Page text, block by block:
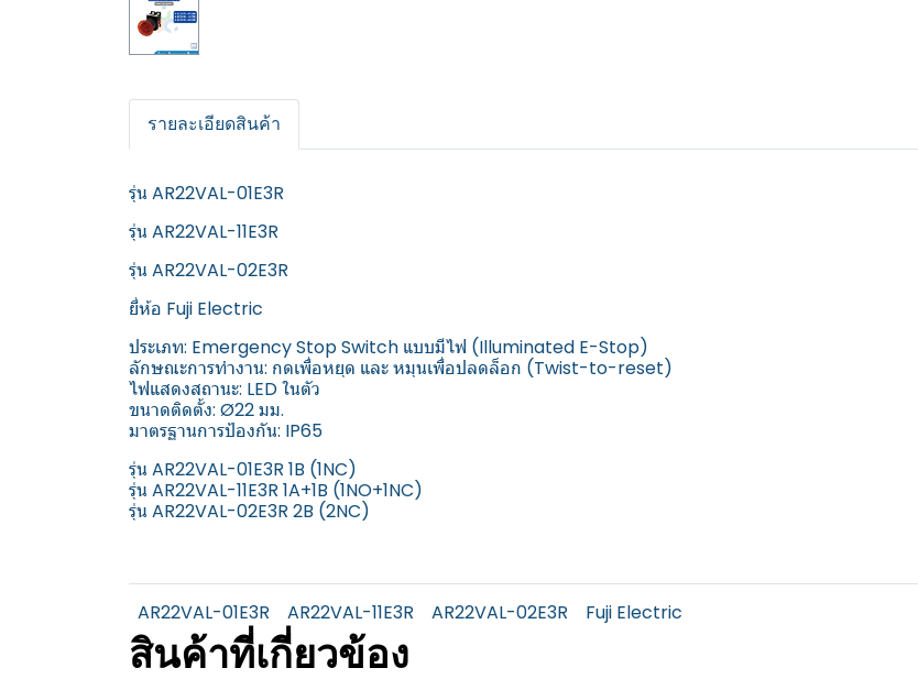
รายละเอียดสินค้า
รุ่น AR22VAL-01E3R
รุ่น AR22VAL-11E3R
รุ่น AR22VAL-02E3R
ยี่ห้อ Fuji Electric
ประเภท: Emergency Stop Switch แบบมีไฟ (Illuminated E-Stop)
ลักษณะการทำงาน: กดเพื่อหยุด และ หมุนเพื่อปลดล็อก (Twist-to-reset)
ไฟแสดงสถานะ: LED ในตัว
ขนาดติดตั้ง: Ø22 มม.
มาตรฐานการป้องกัน: IP65
รุ่น AR22VAL-01E3R 1B (1NC)
รุ่น AR22VAL-11E3R 1A+1B (1NO+1NC)
รุ่น AR22VAL-02E3R 2B (2NC)
AR22VAL-01E3R AR22VAL-11E3R AR22VAL-02E3R Fuji Electric
สินค้าที่เกี่ยวข้อง